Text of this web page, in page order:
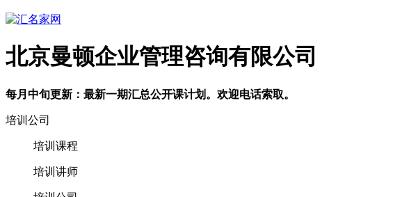
北京曼顿企业管理咨询有限公司
每月中旬更新：最新一期汇总公开课计划。欢迎电话索取。
培训公司
培训课程
培训讲师